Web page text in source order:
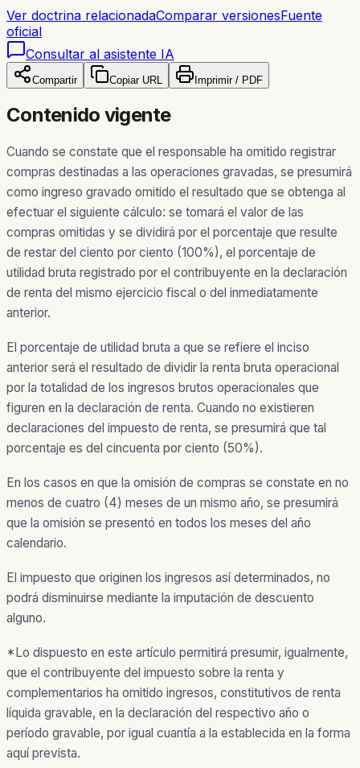
Ver doctrina relacionadaComparar versionesFuente
oficial
Consultar al asistente IA
Compartir Copiar URL Imprimir / PDF
Contenido vigente
Cuando se constate que el responsable ha omitido registrar
compras destinadas a las operaciones gravadas, se presumirá
como ingreso gravado omitido el resultado que se obtenga al
efectuar el siguiente cálculo: se tomará el valor de las
compras omitidas y se dividirá por el porcentaje que resulte
de restar del ciento por ciento (100%), el porcentaje de
utilidad bruta registrado por el contribuyente en la declaración
de renta del mismo ejercicio fiscal o del inmediatamente
anterior.
El porcentaje de utilidad bruta a que se refiere el inciso
anterior será el resultado de dividir la renta bruta operacional
por la totalidad de los ingresos brutos operacionales que
figuren en la declaración de renta. Cuando no existieren
declaraciones del impuesto de renta, se presumirá que tal
porcentaje es del cincuenta por ciento (50%).
En los casos en que la omisión de compras se constate en no
menos de cuatro (4) meses de un mismo año, se presumirá
que la omisión se presentó en todos los meses del año
calendario.
El impuesto que originen los ingresos así determinados, no
podrá disminuirse mediante la imputación de descuento
alguno.
*Lo dispuesto en este artículo permitirá presumir, igualmente,
que el contribuyente del impuesto sobre la renta y
complementarios ha omitido ingresos, constitutivos de renta
líquida gravable, en la declaración del respectivo año o
período gravable, por igual cuantía a la establecida en la forma
aquí prevista.